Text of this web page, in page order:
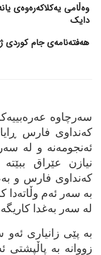
وەڵامی یەکلاکەرەوەی
دایک
هەفتەنامەی جام کوردی
سه‌رچاوه‌
که‌نداوی فارس
ئه‌نجومه‌نه‌ و له‌
نیازن عێراق
که‌نداوی فارس و
به‌ سه‌ر ئه‌م وڵاته‌دا
له‌ سه‌ر به‌غدا
به‌ پێی زانیاری
زووانه‌ به‌ پاڵپشتی